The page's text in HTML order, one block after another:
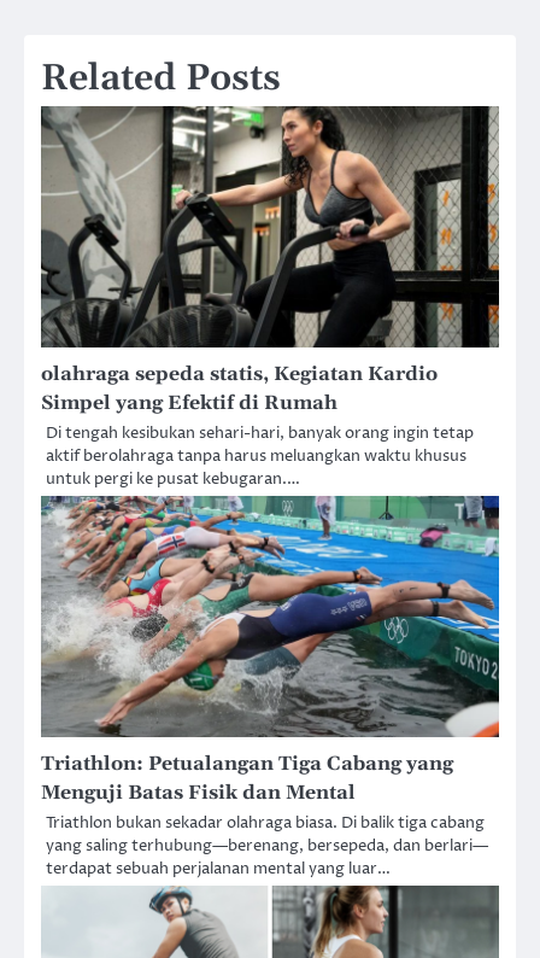
Related Posts
olahraga sepeda statis, Kegiatan Kardio
Simpel yang Efektif di Rumah
Di tengah kesibukan sehari-hari, banyak orang ingin tetap
aktif berolahraga tanpa harus meluangkan waktu khusus
untuk pergi ke pusat kebugaran.…
Triathlon: Petualangan Tiga Cabang yang
Menguji Batas Fisik dan Mental
Triathlon bukan sekadar olahraga biasa. Di balik tiga cabang
yang saling terhubung—berenang, bersepeda, dan berlari—
terdapat sebuah perjalanan mental yang luar…